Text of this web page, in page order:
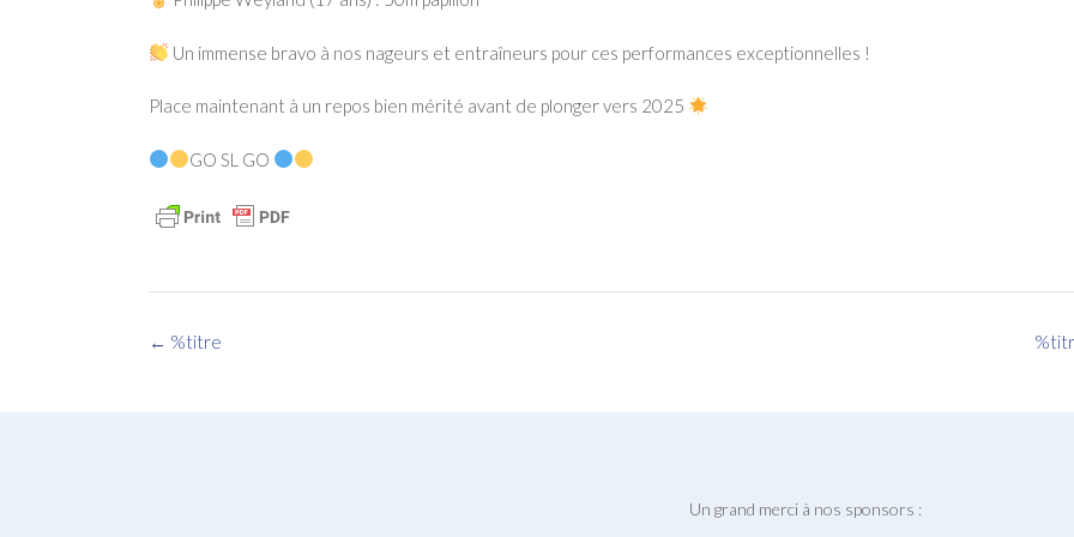
Un immense bravo à nos nageurs et entraîneurs pour ces performances exceptionnelles !
Place maintenant à un repos bien mérité avant de plonger vers 2025
GO SL GO
Navigation
← %titre
Un grand merci à nos sponsors :